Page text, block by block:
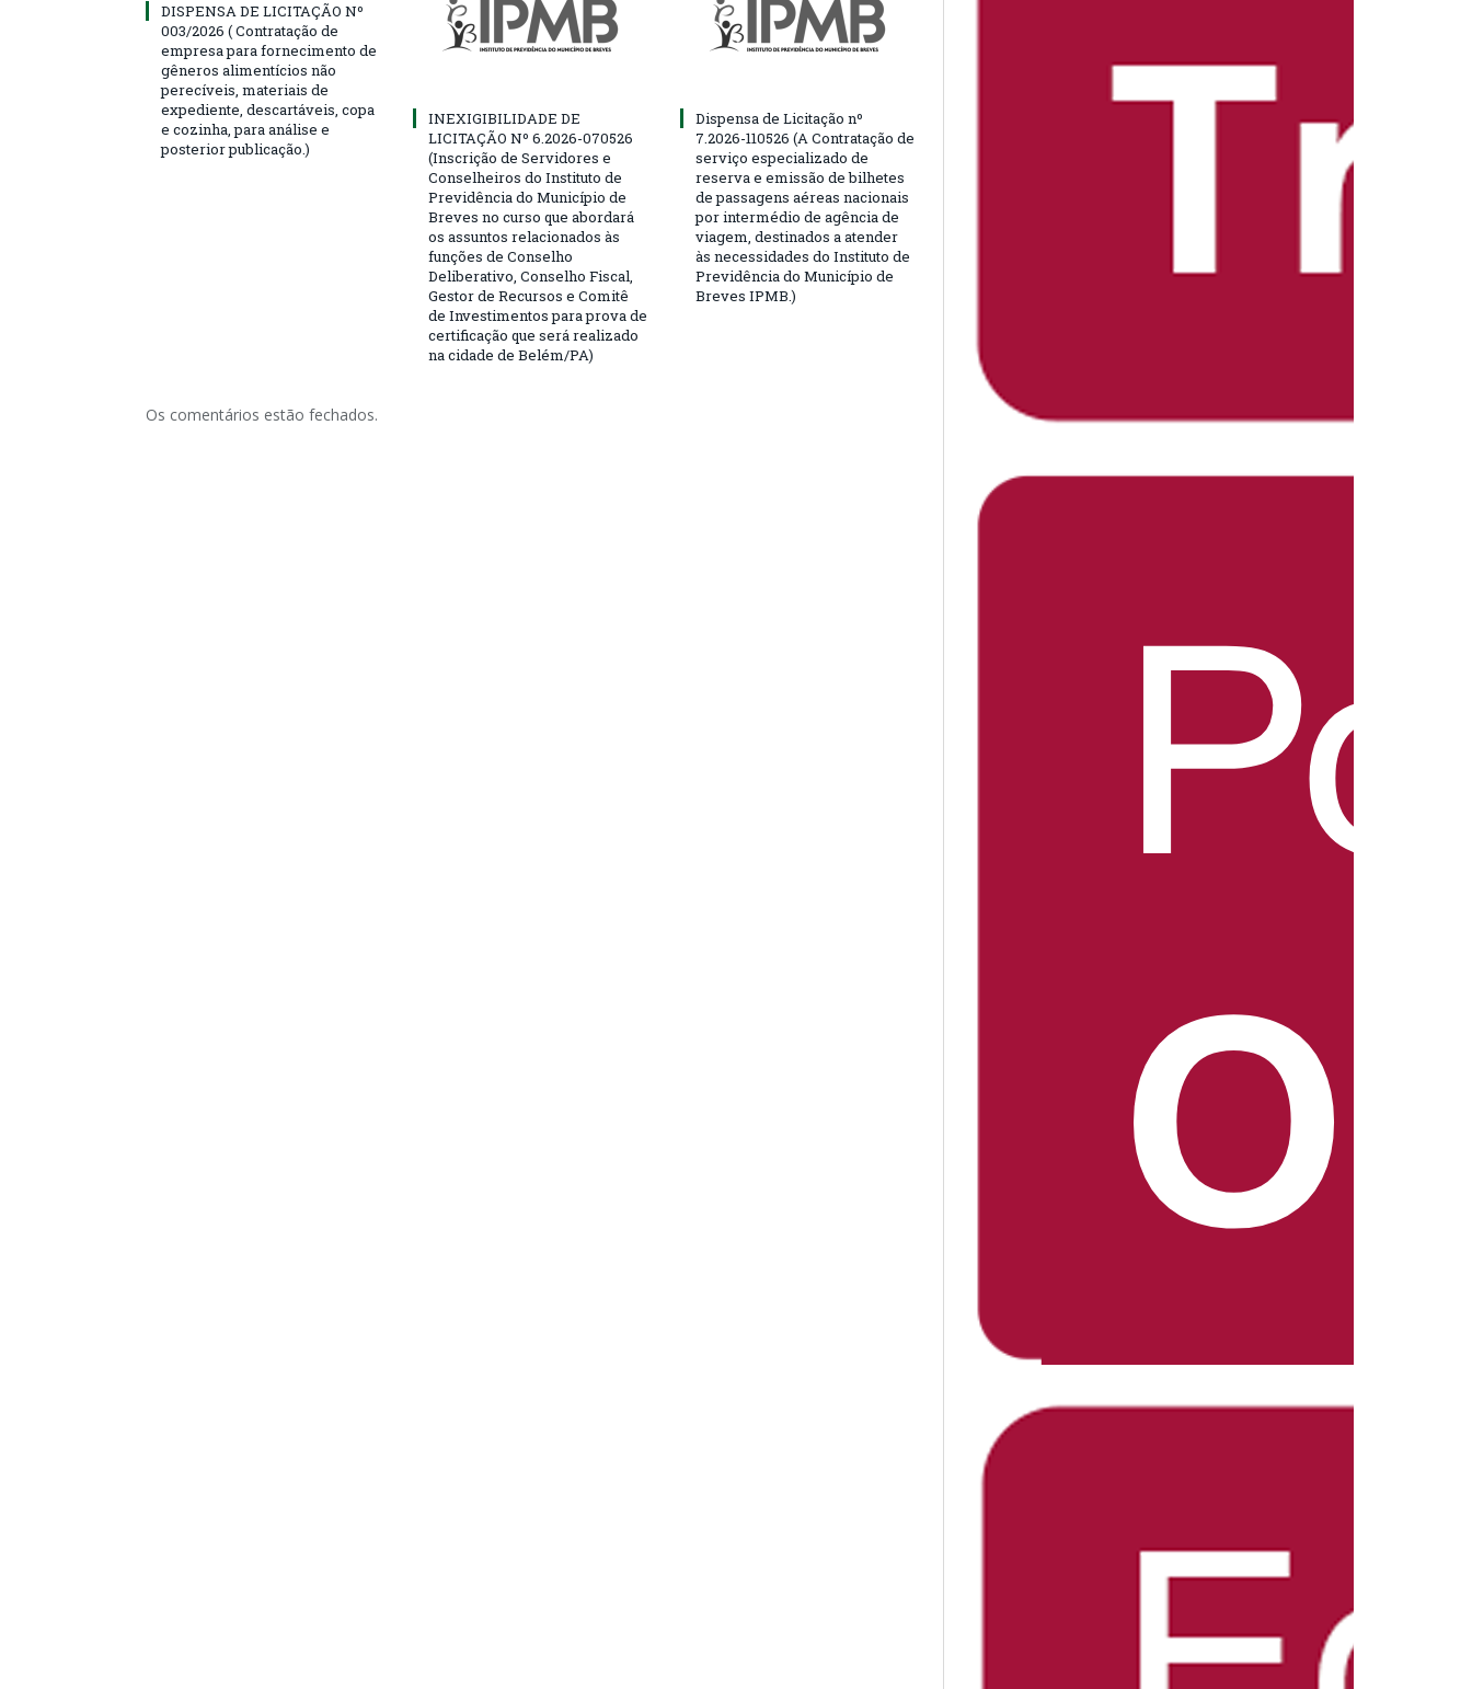
DISPENSA DE LICITAÇÃO Nº
003/2026 ( Contratação de
empresa para fornecimento de
gêneros alimentícios não
perecíveis, materiais de
expediente, descartáveis, copa
e cozinha, para análise e
posterior publicação.)
INEXIGIBILIDADE DE
LICITAÇÃO Nº 6.2026-070526
(Inscrição de Servidores e
Conselheiros do Instituto de
Previdência do Município de
Breves no curso que abordará
os assuntos relacionados às
funções de Conselho
Deliberativo, Conselho Fiscal,
Gestor de Recursos e Comitê
de Investimentos para prova de
certificação que será realizado
na cidade de Belém/PA)
Dispensa de Licitação nº
7.2026-110526 (A Contratação de
serviço especializado de
reserva e emissão de bilhetes
de passagens aéreas nacionais
por intermédio de agência de
viagem, destinados a atender
às necessidades do Instituto de
Previdência do Município de
Breves IPMB.)
Os comentários estão fechados.